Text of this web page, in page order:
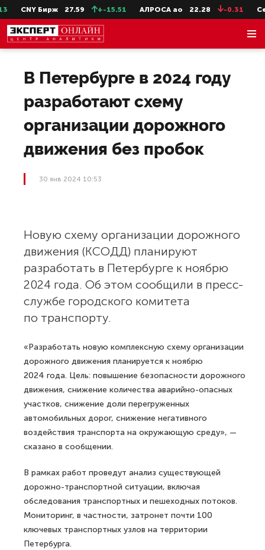
CNY Бирж 27.59 +-15.51 АЛРОСА ао 22.28 -0.31
В Петербурге в 2024 году
разработают схему
организации дорожного
движения без пробок
30 янв 2024 10:53
Новую схему организации дорожного
движения (КСОДД) планируют
разработать в Петербурге к ноябрю
2024 года. Об этом сообщили в пресс-
службе городского комитета
по транспорту.
«Разработать новую комплексную схему организации
дорожного движения планируется к ноябрю
2024 года. Цель: повышение безопасности дорожного
движения, снижение количества аварийно-опасных
участков, снижение доли перегруженных
автомобильных дорог, снижение негативного
воздействия транспорта на окружающую среду», —
сказано в сообщении.
В рамках работ проведут анализ существующей
дорожно-транспортной ситуации, включая
обследования транспортных и пешеходных потоков.
Мониторинг, в частности, затронет почти 100
ключевых транспортных узлов на территории
Петербурга.